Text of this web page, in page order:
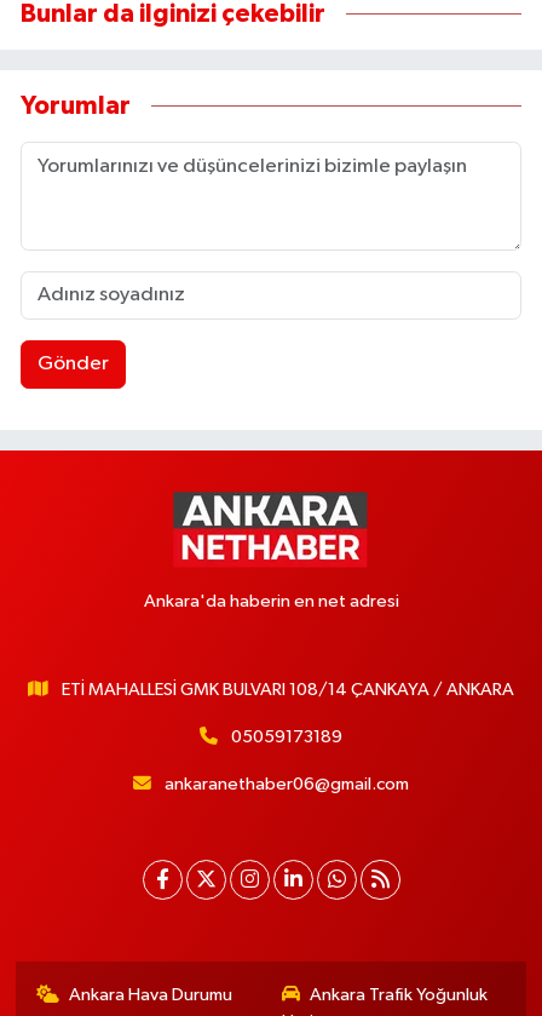
Bunlar da ilginizi çekebilir
Yorumlar
Gönder
Ankara'da haberin en net adresi
ETİ MAHALLESİ GMK BULVARI 108/14 ÇANKAYA / ANKARA
05059173189
ankaranethaber06@gmail.com
Ankara Hava Durumu
Ankara Trafik Yoğunluk